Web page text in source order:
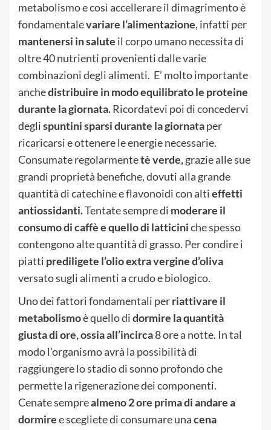
metabolismo e così accellerare il dimagrimento è
fondamentalevariare l’alimentazione, infatti per
mantenersi in salute il corpo umano necessita di
oltre 40 nutrienti provenienti dalle varie
combinazioni degli alimenti. E’ molto importante
anchedistribuire in modo equilibrato le proteine
durante la giornata.Ricordatevi poi di concedervi
deglispuntini sparsi durante la giornataper
ricaricarsi e ottenere le energie necessarie.
Consumate regolarmentetè verde,grazie alle sue
grandi proprietà benefiche, dovuti alla grande
quantità di catechine e flavonoidi con altieffetti
antiossidanti.Tentate sempre di moderare il
consumo di caffè e quello di latticiniche spesso
contengono alte quantità di grasso. Per condire i
piatti prediligete l’olio extra vergine d’oliva
versato sugli alimenti a crudo e biologico.
Uno dei fattori fondamentali perriattivare il
metabolismoè quello didormire la quantità
giusta di ore, ossia all’incirca8 ore a notte. In tal
modo l’organismo avrà la possibilità di
raggiungere lo stadio di sonno profondo che
permette la rigenerazione dei componenti.
Cenate semprealmeno 2 ore prima di andare a
dormiree scegliete di consumare unacena